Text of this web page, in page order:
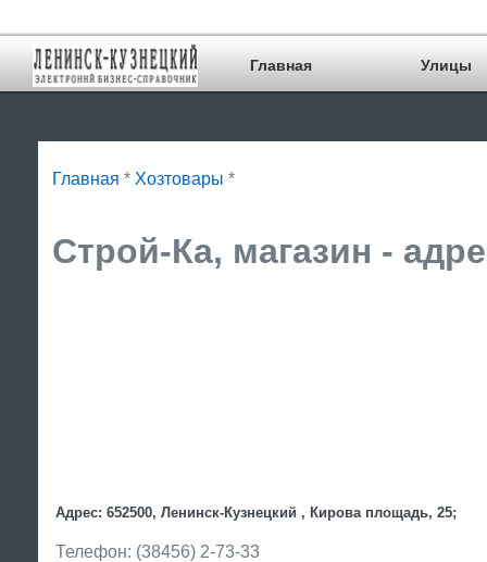
Главная Улицы
Главная * Хозтовары *
Строй-Ка, магазин -
Адрес: 652500, Ленинск-Кузнецкий , Кирова площадь, 25;
Телефон: (38456) 2-73-33